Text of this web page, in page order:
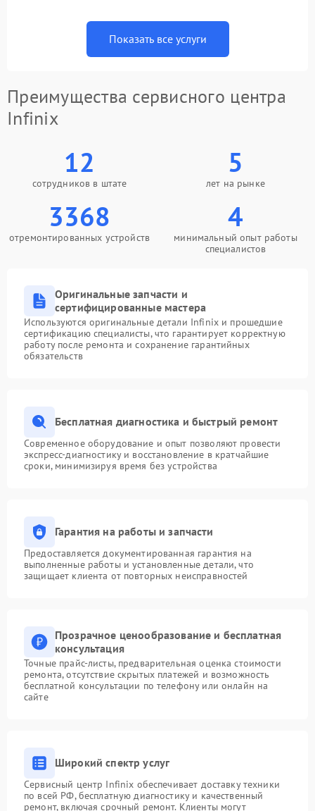
Показать все услуги
Преимущества сервисного центра
Infinix
12
сотрудников в штате
5
лет на рынке
3368
отремонтированных устройств
4
минимальный опыт работы
специалистов
Оригинальные запчасти и
сертифицированные мастера
Используются оригинальные детали Infinix и прошедшие
сертификацию специалисты, что гарантирует корректную
работу после ремонта и сохранение гарантийных
обязательств
Бесплатная диагностика и быстрый ремонт
Современное оборудование и опыт позволяют провести
экспресс-диагностику и восстановление в кратчайшие
сроки, минимизируя время без устройства
Гарантия на работы и запчасти
Предоставляется документированная гарантия на
выполненные работы и установленные детали, что
защищает клиента от повторных неисправностей
Прозрачное ценообразование и бесплатная
консультация
Точные прайс-листы, предварительная оценка стоимости
ремонта, отсутствие скрытых платежей и возможность
бесплатной консультации по телефону или онлайн на
сайте
Широкий спектр услуг
Сервисный центр Infinix обеспечивает доставку техники
по всей РФ, бесплатную диагностику и качественный
ремонт, включая срочный ремонт. Клиенты могут